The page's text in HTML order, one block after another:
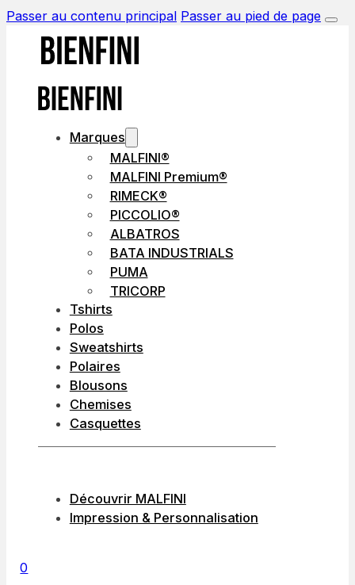
Passer au contenu principal Passer au pied de page
Marques
MALFINI®
MALFINI Premium®
RIMECK®
PICCOLIO®
ALBATROS
BATA INDUSTRIALS
PUMA
TRICORP
Tshirts
Polos
Sweatshirts
Polaires
Blousons
Chemises
Casquettes
Découvrir MALFINI
Impression & Personnalisation
0